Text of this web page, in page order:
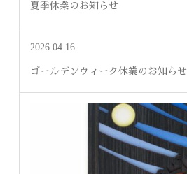
夏季休業のお知らせ
2026.04.16
ゴールデンウィーク休業のお知らせ